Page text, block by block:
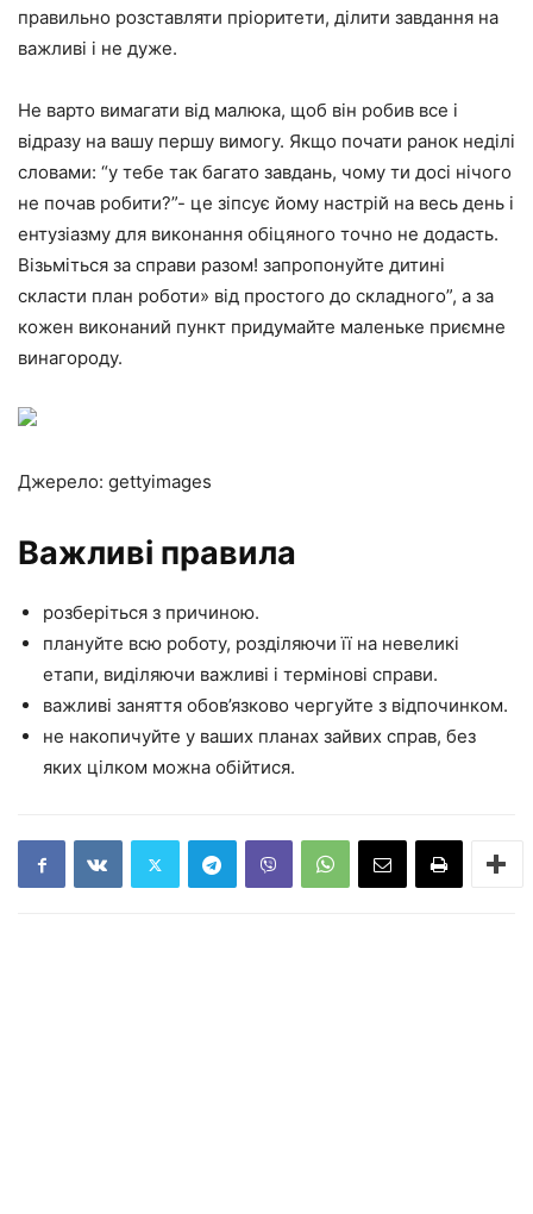
правильно розставляти пріоритети, ділити завдання на
важливі і не дуже.
Не варто вимагати від малюка, щоб він робив все і
відразу на вашу першу вимогу. Якщо почати ранок неділі
словами: “у тебе так багато завдань, чому ти досі нічого
не почав робити?”- це зіпсує йому настрій на весь день і
ентузіазму для виконання обіцяного точно не додасть.
Візьміться за справи разом! запропонуйте дитині
скласти план роботи» від простого до складного”, а за
кожен виконаний пункт придумайте маленьке приємне
винагороду.
Джерело: gettyimages
Важливі правила
розберіться з причиною.
плануйте всю роботу, розділяючи її на невеликі
етапи, виділяючи важливі і термінові справи.
важливі заняття обов’язково чергуйте з відпочинком.
не накопичуйте у ваших планах зайвих справ, без
яких цілком можна обійтися.